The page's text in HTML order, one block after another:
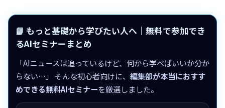
📘 もっと基礎から学びたい人へ｜無料で参加でき
るAIセミナーまとめ
「AIニュースは追っているけど、何から学べばいいか分か
らない…」 そんな初心者向けに、 編集部が本当におすす
めできる無料AIセミナーを厳選しました。